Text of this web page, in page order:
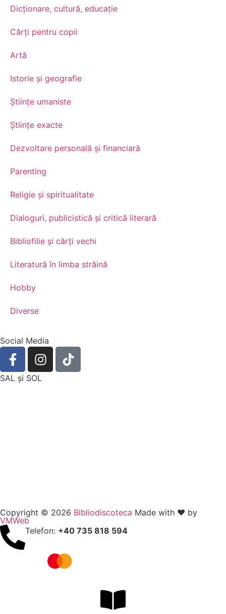
Dicționare, cultură, educație
Cărți pentru copii
Artă
Istorie și geografie
Științe umaniste
Științe exacte
Dezvoltare personală şi financiară
Parenting
Religie și spiritualitate
Dialoguri, publicistică și critică literară
Bibliofilie și cărți vechi
Literatură în limba străină
Hobby
Diverse
Social Media
SAL şi SOL
Copyright © 2026 Bibliodiscoteca Made with ❤️ by
VMWeb
Telefon: +40 735 818 594